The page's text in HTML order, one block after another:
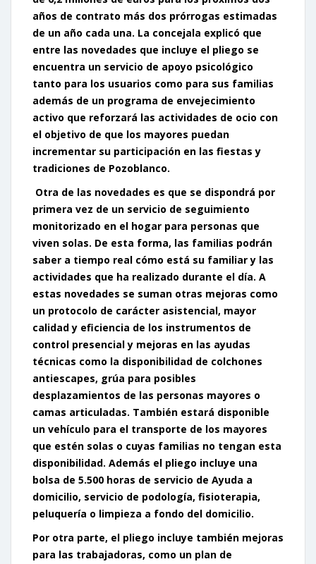
años de contrato más dos prórrogas estimadas
de un año cada una. La concejala explicó que
entre las novedades que incluye el pliego se
encuentra un servicio de apoyo psicológico
tanto para los usuarios como para sus familias
además de un programa de envejecimiento
activo que reforzará las actividades de ocio con
el objetivo de que los mayores puedan
incrementar su participación en las fiestas y
tradiciones de Pozoblanco.
Otra de las novedades es que se dispondrá por
primera vez de un servicio de seguimiento
monitorizado en el hogar para personas que
viven solas. De esta forma, las familias podrán
saber a tiempo real cómo está su familiar y las
actividades que ha realizado durante el día. A
estas novedades se suman otras mejoras como
un protocolo de carácter asistencial, mayor
calidad y eficiencia de los instrumentos de
control presencial y mejoras en las ayudas
técnicas como la disponibilidad de colchones
antiescapes, grúa para posibles
desplazamientos de las personas mayores o
camas articuladas. También estará disponible
un vehículo para el transporte de los mayores
que estén solas o cuyas familias no tengan esta
disponibilidad. Además el pliego incluye una
bolsa de 5.500 horas de servicio de Ayuda a
domicilio, servicio de podología, fisioterapia,
peluquería o limpieza a fondo del domicilio.
Por otra parte, el pliego incluye también mejoras
para las trabajadoras, como un plan de